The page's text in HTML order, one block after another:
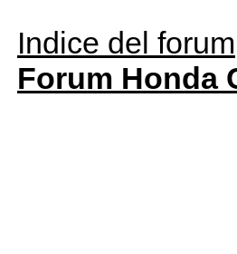
Indice del forum
Forum Honda